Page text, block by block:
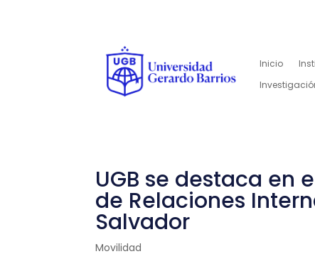
Inicio
UGB se destaca en
de Relaciones
Salvador
Movilidad